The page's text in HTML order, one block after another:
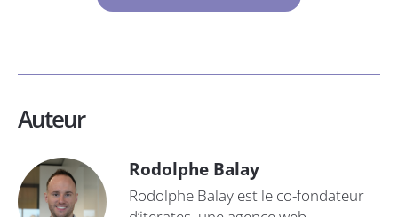
Auteur
Rodolphe Balay
Rodolphe Balay est le co-fondateur